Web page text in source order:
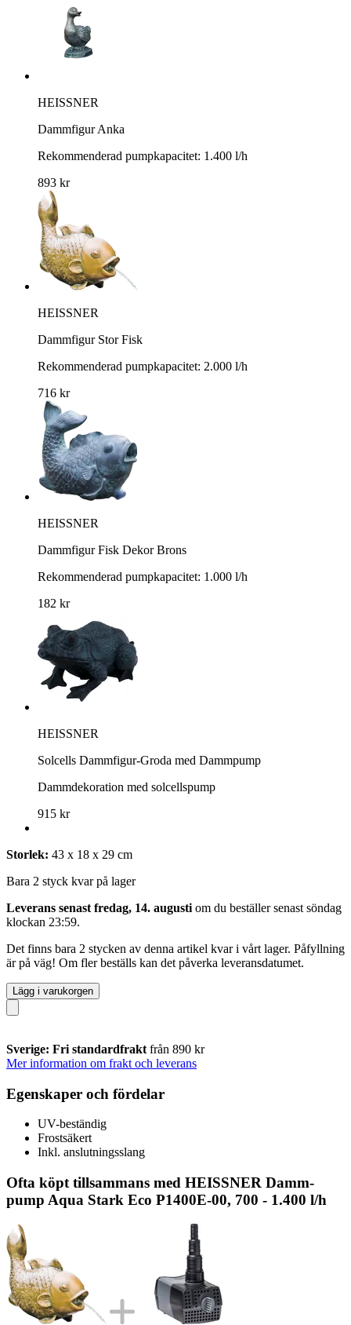
HEISSNER
Dammfigur Anka
Rekommenderad pumpkapacitet: 1.400 l/h
893 kr
HEISSNER
Dammfigur Stor Fisk
Rekommenderad pumpkapacitet: 2.000 l/h
716 kr
HEISSNER
Dammfigur Fisk Dekor Brons
Rekommenderad pumpkapacitet: 1.000 l/h
182 kr
HEISSNER
Solcells Dammfigur-Groda med Dammpump
Dammdekoration med solcellspump
915 kr
Storlek: 43 x 18 x 29 cm
Bara 2 styck kvar på lager
Leverans senast fredag, 14. augusti om du beställer senast söndag
klockan 23:59.
Det finns bara 2 stycken av denna artikel kvar i vårt lager. Påfyllning
är på väg! Om fler beställs kan det påverka leveransdatumet.
Lägg i varukorgen
Sverige: Fri standardfrakt från 890 kr
Mer information om frakt och leverans
Egenskaper och fördelar
UV-beständig
Frostsäkert
Inkl. anslutningsslang
Ofta köpt tillsammans med HEISSNER Damm­
pump Aqua Stark Eco P1400E-00, 700 - 1.400 l/h